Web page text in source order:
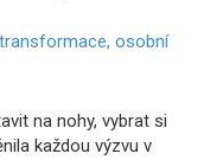
na nohy, vybrat si
každou výzvu v